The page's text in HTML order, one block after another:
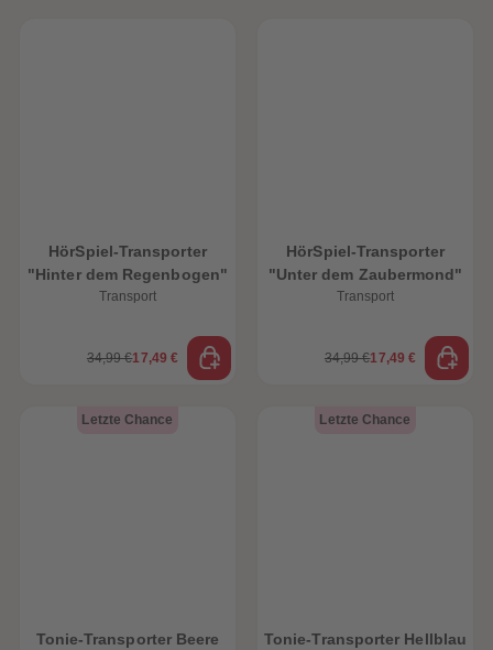
HörSpiel-Transporter
"Hinter dem Regenbogen"
Transport
34,99 €17,49 €
HörSpiel-Transporter
"Unter dem Zaubermond"
Transport
34,99 €17,49 €
Letzte Chance
Tonie-Transporter Beere
Letzte Chance
Tonie-Transporter Hellblau